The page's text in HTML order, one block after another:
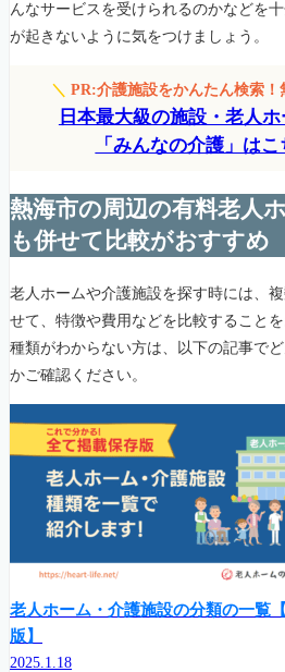
んなサービスを受けられるのかなどを
が起きないように気をつけましょう。
＼PR:介護施設をかんたん検索！
日本最大級の施設・老人
「みんなの介護」はこ
熱海市の周辺の有料老人
も併せて比較がおすすめ
老人ホームや介護施設を探す時には、
せて、特徴や費用などを比較すること
種類がわからない方は、以下の記事で
かご確認ください。
老人ホーム・介護施設の分類の一覧
版】
2025.1.18